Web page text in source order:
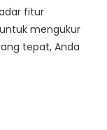
fitur
untuk mengukur
tepat, Anda